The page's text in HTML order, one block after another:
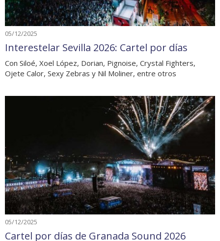
05/12/2025
Interestelar Sevilla 2026: Cartel por días
Con Siloé, Xoel López, Dorian, Pignoise, Crystal Fighters,
Ojete Calor, Sexy Zebras y Nil Moliner, entre otros
05/12/2025
Cartel por días de Granada Sound 2026